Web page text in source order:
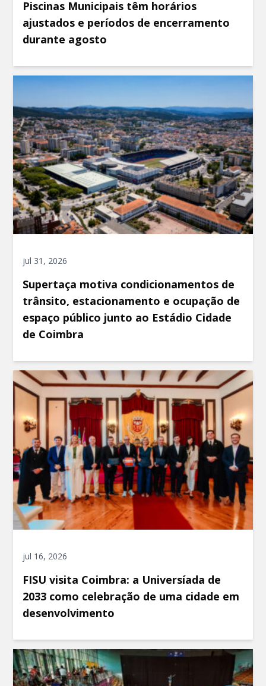
Piscinas Municipais têm horários
ajustados e períodos de encerramento
durante agosto
jul 31, 2026
Supertaça motiva condicionamentos de
trânsito, estacionamento e ocupação de
espaço público junto ao Estádio Cidade
de Coimbra
jul 16, 2026
FISU visita Coimbra: a Universíada de
2033 como celebração de uma cidade em
desenvolvimento